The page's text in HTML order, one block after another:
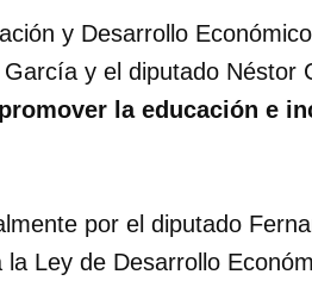
y Desarrollo
y el diputado Néstor
la educación e
por el diputado
Ley de Desarrollo